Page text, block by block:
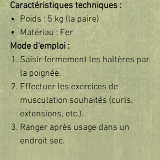
Caractéristiques techniques :
Poids : 5 kg (la paire)
Matériau : Fer
Mode d'emploi :
Saisir fermement les haltères par
la poignée.
Effectuer les exercices de
musculation souhaités (curls,
extensions, etc.).
Ranger après usage dans un
endroit sec.